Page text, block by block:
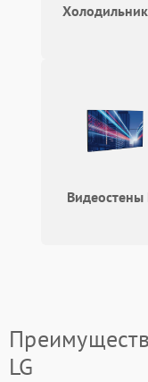
Неисправность
Поломка системы
от замыкания
Холодильник
Видеостены
LG